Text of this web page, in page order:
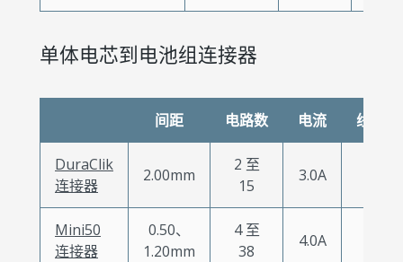
单体电芯到电池组连接器
间距 电路数 电流 线对板
DuraClik
连接器
2.00mm
2 至
15
3.0A
Mini50
连接器
0.50、
1.20mm
4 至
38
4.0A